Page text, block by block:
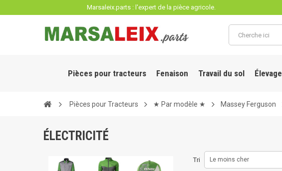
Marsaleix.parts : l'expert de la pièce agricole.
Pièces pour tracteurs Fenaison Travail du sol Élevage
Pièces pour Tracteurs ★ Par modèle ★ Massey Ferguson
ÉLECTRICITÉ
Tri Le moins cher
Panneau de gestion des cookies